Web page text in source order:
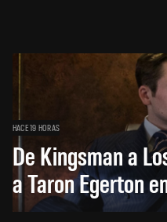
HACE 19 HORAS
De Kingsman a
a Taron Egerton